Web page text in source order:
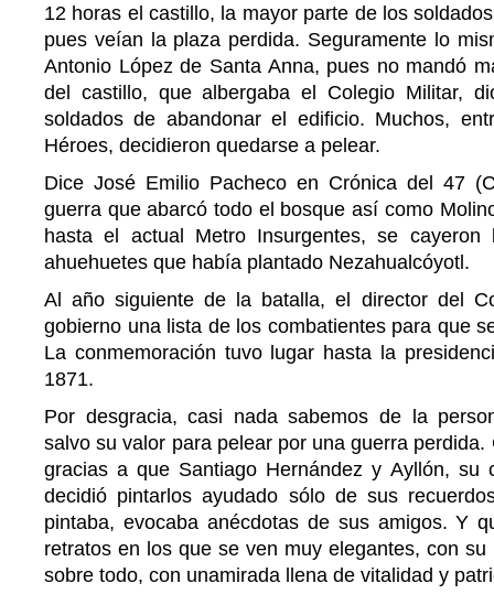
12 horas el castillo, la mayor parte de los
pues veían la plaza perdida. Seguramente lo
Antonio López de Santa Anna, pues no mandó
del castillo, que albergaba el Colegio Militar,
soldados de abandonar el edificio. Muchos,
Héroes, decidieron quedarse a pelear.
Dice José Emilio Pacheco en Crónica del 47
guerra que abarcó todo el bosque así como
hasta el actual Metro Insurgentes, se
ahuehuetes que había plantado Nezahualcóyotl.
Al año siguiente de la batalla, el director del
gobierno una lista de los combatientes para que
La conmemoración tuvo lugar hasta la
1871.
Por desgracia, casi nada sabemos de la
salvo su valor para pelear por una guerra
gracias a que Santiago Hernández y Ayllón, su
decidió pintarlos ayudado sólo de sus
pintaba, evocaba anécdotas de sus amigos. Y
retratos en los que se ven muy elegantes, con
sobre todo, con unamirada llena de vitalidad y